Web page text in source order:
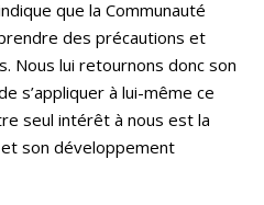
que la Communauté
des précautions et
Nous lui retournons donc son
s’appliquer à lui-même ce
seul intérêt à nous est la
son développement